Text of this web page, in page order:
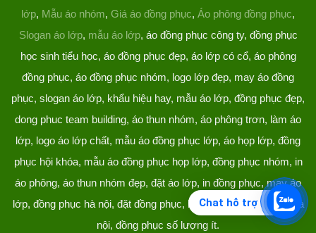
Chat hỗ trợ
lớp, Mẫu áo nhóm, Giá áo đồng phục, Áo phông đồng phục,
Slogan áo lớp, mẫu áo lớp, áo đồng phục công ty, đồng phục
học sinh tiểu học, áo đồng phục đẹp, áo lớp có cổ, áo phông
đồng phục, áo đồng phục nhóm, logo lớp đẹp, may áo đồng
phục, slogan áo lớp, khẩu hiệu hay, mẫu áo lớp, đồng phục đẹp,
dong phuc team building, áo thun nhóm, áo phông trơn, làm áo
lớp, logo áo lớp chất, mẫu áo đồng phục lớp, áo họp lớp, đồng
phục hội khóa, mẫu áo đồng phục họp lớp, đồng phục nhóm, in
áo phông, áo thun nhóm đẹp, đặt áo lớp, in đồng phục, may áo
lớp, đồng phục hà nội, đặt đồng phục, làm đồng phục, áo lớp hà
nội, đồng phục số lượng ít.